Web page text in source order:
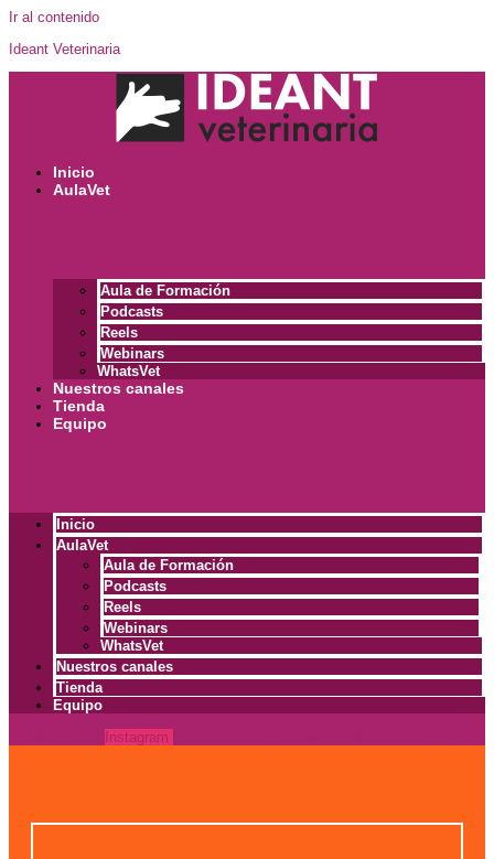
Ir al contenido
Ideant Veterinaria
Inicio
AulaVet
Aula de Formación
Podcasts
Reels
Webinars
WhatsVet
Nuestros canales
Tienda
Equipo
Inicio
AulaVet
Aula de Formación
Podcasts
Reels
Webinars
WhatsVet
Nuestros canales
Tienda
Equipo
Instagram